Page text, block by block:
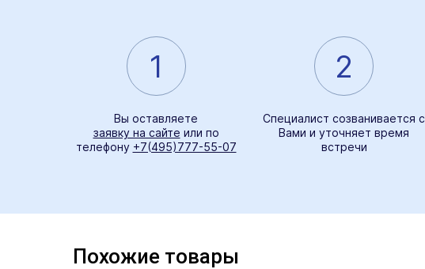
1
Вы оставляете
заявку на сайте или по
телефону +7(495)777-55-07
2
Специалист созванивается с
Вами и уточняет время
встречи
Похожие товары